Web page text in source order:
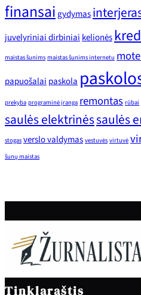
finansai gydymas
juvelyriniai dirbiniai kelionės
maistas šunims maistas šunims internetu
papuošalai paskola
prekyba programinė įranga remontas rūbai
saulės elektrinėssaulės
stogas verslo valdymas vestuvės virtuvė
šunų maistas
Tinklaraštis